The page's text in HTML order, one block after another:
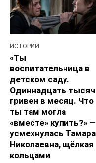
ИСТОРИИ
«Ты
воспитательница в
детском саду.
Одиннадцать тысяч
гривен в месяц. Что
ты там могла
«вместе» купить?» —
усмехнулась Тамара
Николаевна, щёлкая
кольцами